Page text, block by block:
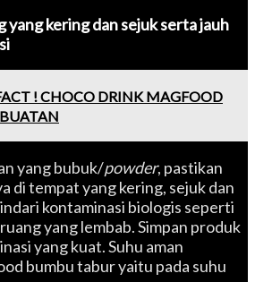
yang kering dan sejuk serta jauh
! CHOCO DRINK MAGFOOD
yang bubuk/powder, pastikan
di tempat yang kering, sejuk dan
kontaminasi biologis seperti
yang lembab. Simpan produk
yang kuat. Suhu aman
bumbu tabur yaitu pada suhu